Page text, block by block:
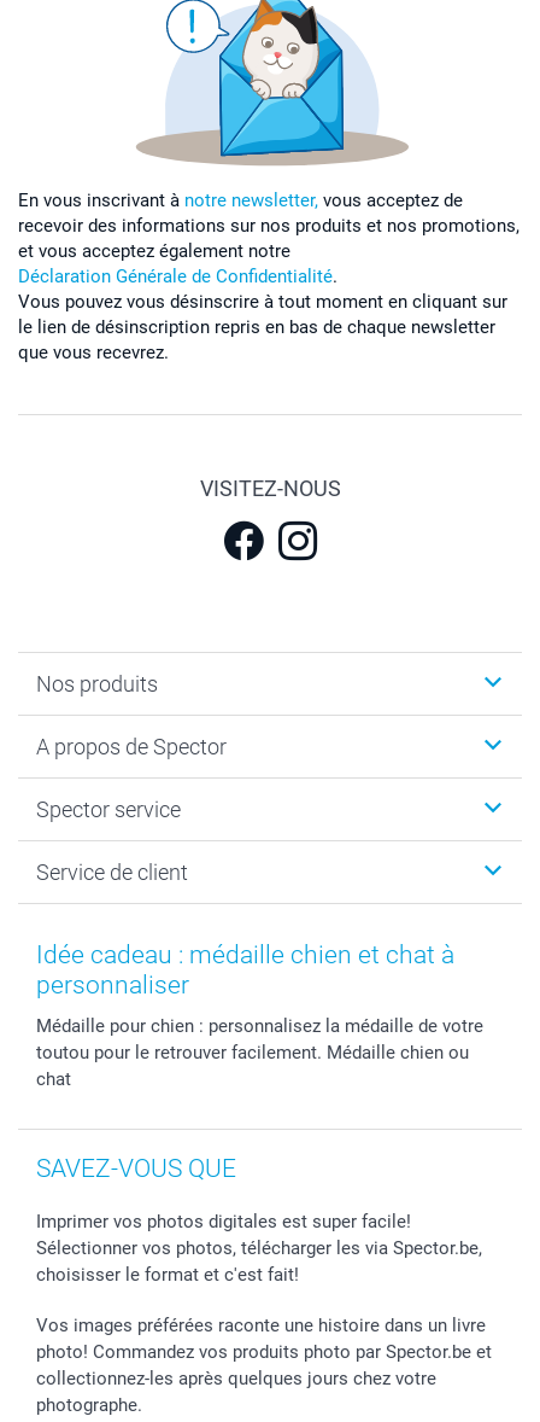
En vous inscrivant à notre newsletter, vous acceptez de
recevoir des informations sur nos produits et nos promotions,
et vous acceptez également notre
Déclaration Générale de Confidentialité.
Vous pouvez vous désinscrire à tout moment en cliquant sur
le lien de désinscription repris en bas de chaque newsletter
que vous recevrez.
VISITEZ-NOUS
Nos produits
Faire-part & Cartes
Livre photo
Développement photo & Tirage photo
Cadres photo, accessoires déco & bonbons
Coques smartphone
A propos de Spector
Plan du site
Vie privée
Spector service
smartbonus
Statut de ma commnade
Service de client
Idée cadeau : médaille chien et chat à
personnaliser
Médaille pour chien : personnalisez la médaille de votre
toutou pour le retrouver facilement. Médaille chien ou
chat
SAVEZ-VOUS QUE
Imprimer vos photos digitales est super facile!
Sélectionner vos photos, télécharger les via Spector.be,
choisisser le format et c'est fait!
Vos images préférées raconte une histoire dans un livre
photo! Commandez vos produits photo par Spector.be et
collectionnez-les après quelques jours chez votre
photographe.